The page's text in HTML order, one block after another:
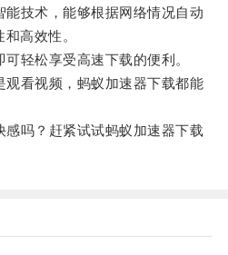
技术，能够根据网络情况自动
高效性。
轻松享受高速下载的便利。
看视频，蚂蚁加速器下载都能
吗？赶紧试试蚂蚁加速器下载